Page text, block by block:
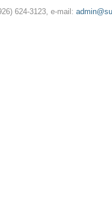
624-3123, e-mail: